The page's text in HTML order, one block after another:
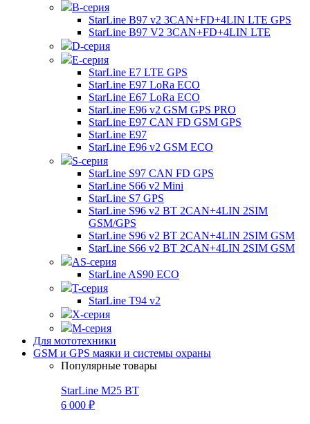
B-серия
StarLine B97 v2 3CAN+FD+4LIN LTE GPS
StarLine B97 V2 3CAN+FD+4LIN LTE
D-серия
E-серия
StarLine E7 LTE GPS
StarLine E97 LoRa ECO
StarLine E67 LoRa ECO
StarLine E96 v2 GSM GPS PRO
StarLine E97 CAN FD GSM GPS
StarLine E97
StarLine E96 v2 GSM ECO
S-серия
StarLine S97 CAN FD GPS
StarLine S66 v2 Mini
StarLine S7 GPS
StarLine S96 v2 BT 2CAN+4LIN 2SIM
GSM/GPS
StarLine S96 v2 BT 2CAN+4LIN 2SIM GSM
StarLine S66 v2 BT 2CAN+4LIN 2SIM GSM
AS-серия
StarLine AS90 ECO
T-серия
StarLine T94 v2
X-серия
M-серия
Для мототехники
GSM и GPS маяки и системы охраны
Популярные товары
StarLine M25 BT
6 000 ₽